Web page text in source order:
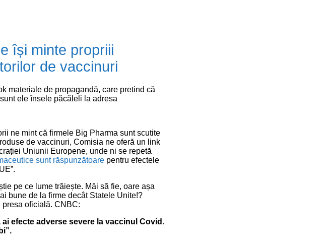
își minte propriii
de vaccinuri
materiale de propagandă, care pretind că
ele însele păcăleli la adresa
ne mint că firmele Big Pharma sunt scutite
de vaccinuri, Comisia ne oferă un link
Uniunii Europene, unde ni se repetă
sunt răspunzătoare pentru efectele
pe ce lume trăiește. Măi să fie, oare așa
bune de la firme decât Statele Unite!?
presa oficială. CNBC:
ai efecte adverse severe la vaccinul Covid.